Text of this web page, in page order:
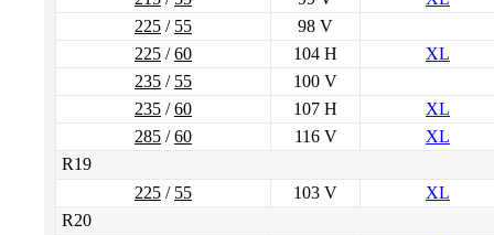
225 / 55
98 V
225 /60 104 H
XL
235 / 55
100 V
235 /60 107 H
XL
285 /60 116 V
XL
R19
225 / 55 103 V
XL
R20